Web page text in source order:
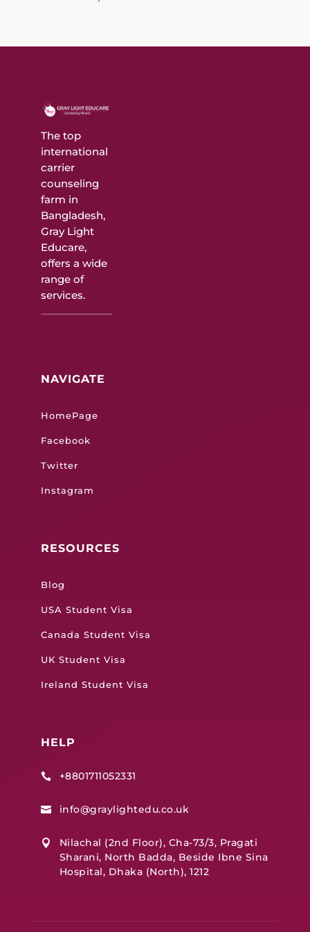
The top
international
carrier
counseling
farm in
Bangladesh,
Gray Light
Educare,
offers a wide
range of
services.
NAVIGATE
HomePage
Facebook
Twitter
Instagram
RESOURCES
Blog
USA Student Visa
Canada Student Visa
UK Student Visa
Ireland Student Visa
HELP
 +8801711052331
 info@graylightedu.co.uk

Nilachal (2nd Floor), Cha-73/3, Pragati
Sharani, North Badda, Beside Ibne Sina
Hospital, Dhaka (North), 1212